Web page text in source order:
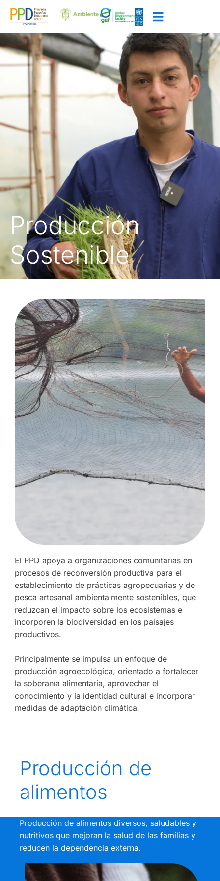
Producción
Sostenible
El PPD apoya a organizaciones comunitarias en
procesos de reconversión productiva para el
establecimiento de prácticas agropecuarias y de
pesca artesanal ambientalmente sostenibles, que
reduzcan el impacto sobre los ecosistemas e
incorporen la biodiversidad en los paisajes
productivos.
Principalmente se impulsa un enfoque de
producción agroecológica, orientado a fortalecer
la soberanía alimentaria, aprovechar el
conocimiento y la identidad cultural e incorporar
medidas de adaptación climática.
Producción de
alimentos
Producción de alimentos diversos, saludables y
nutritivos que mejoran la salud de las familias y
reducen la dependencia externa.